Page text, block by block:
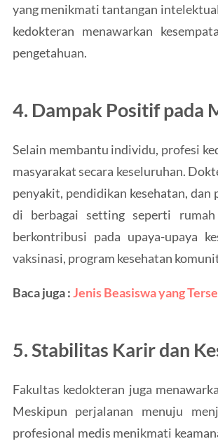
yang menikmati tantangan
kedokteran menawarkan
pengetahuan.
4. Dampak Positif pada
Selain membantu individu, profesi
masyarakat secara keseluruhan.
penyakit, pendidikan kesehatan, dan
di berbagai setting seperti
berkontribusi pada upaya-upaya
vaksinasi, program kesehatan
Baca juga :Jenis Beasiswa yang
5. Stabilitas Karir dan
Fakultas kedokteran juga
Meskipun perjalanan menuju
profesional medis menikmati